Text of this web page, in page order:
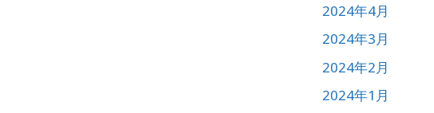
2024年4月
2024年3月
2024年2月
2024年1月